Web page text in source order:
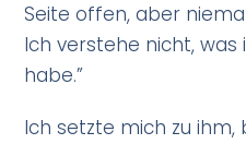
Seite offen, aber
Ich verstehe nicht,
habe.”
Ich setzte mich zu